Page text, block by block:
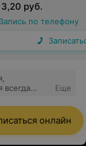
3,20 руб.
Запись по телефону
всегда
Еще
онлайн